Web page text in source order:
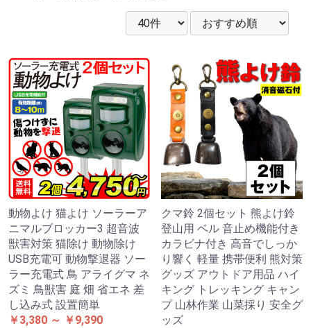
動物よけ 猫よけ ソーラーア
ニマルブロッカー3 超音波
獣害対策 猫除け 動物除け
USB充電可 動物撃退器 ソー
ラー充電式 鳥 アライグマ ネ
ズミ 鳥獣害 庭 畑 省エネ 差
し込み式 設置簡単
￥3,380 ～ ￥9,390
クマ鈴 2個セット 熊よけ鈴
登山用 ベル 音止め機能付き
カラビナ付き 高音でしっか
り響く 軽量 携帯便利 熊対策
グッズ アウトドア用品 ハイ
キング トレッキング キャン
プ 山林作業 山菜採り 安全グ
ッズ